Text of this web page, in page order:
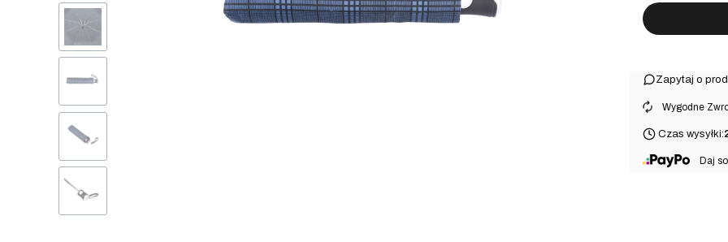
Zapytaj o
⠀Wygodne
Czas wysyłki:
⠀Daj